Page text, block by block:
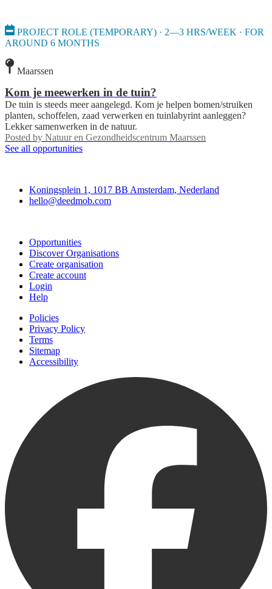
PROJECT ROLE (TEMPORARY) · 2—3 HRS/WEEK · FOR
AROUND 6 MONTHS
Maarssen
Kom je meewerken in de tuin?
De tuin is steeds meer aangelegd. Kom je helpen bomen/struiken
planten, schoffelen, zaad verwerken en tuinlabyrint aanleggen?
Lekker samenwerken in de natuur.
Posted by Natuur en Gezondheidscentrum Maarssen
See all opportunities
Koningsplein 1, 1017 BB Amsterdam, Nederland
hello@deedmob.com
Opportunities
Discover Organisations
Create organisation
Create account
Login
Help
Policies
Privacy Policy
Terms
Sitemap
Accessibility